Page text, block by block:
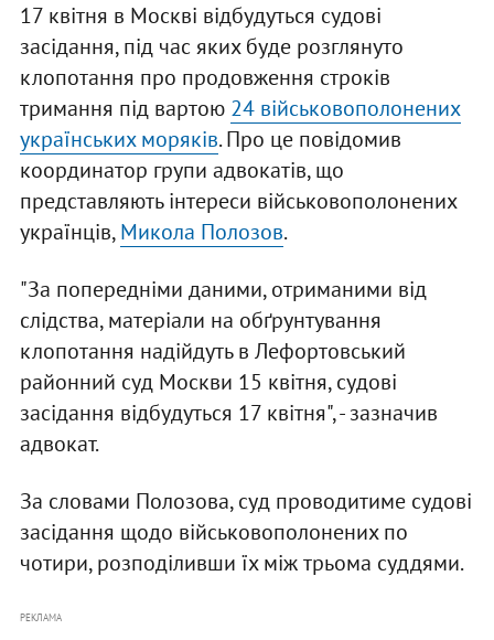
17 квітня в Москві відбудуться судові
засідання, під час яких буде розглянуто
клопотання про продовження строків
тримання під вартою 24 військовополонених
українських моряків. Про це повідомив
координатор групи адвокатів, що
представляють інтереси військовополонених
українців,Микола Полозов.
"За попередніми даними, отриманими від
слідства, матеріали на обґрунтування
клопотання надійдуть в Лефортовський
районний суд Москви 15 квітня, судові
засідання відбудуться 17 квітня", - зазначив
адвокат.
За словами Полозова, суд проводитиме судові
засідання щодо військовополонених по
чотири, розподіливши їх між трьома суддями.
РЕКЛАМА